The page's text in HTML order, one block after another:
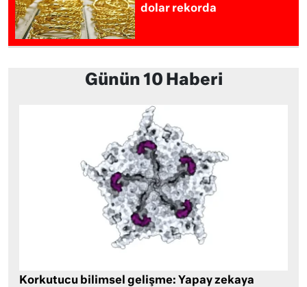
dolar rekorda
Günün 10 Haberi
Korkutucu bilimsel gelişme: Yapay zekaya